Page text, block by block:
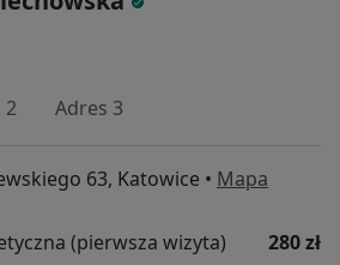
2 Adres 3
63, Katowice • Mapa
(pierwsza wizyta)
280 zł